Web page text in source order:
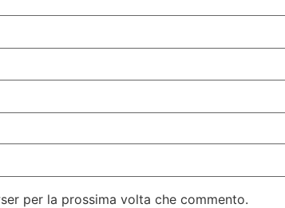
per la prossima volta che commento.